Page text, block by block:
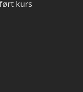
kurs